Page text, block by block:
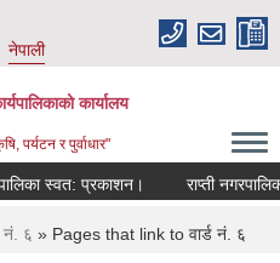
नेपाली
कार्यालय
पर्यटन र पुर्वाधार"
स्वत: प्रकाशन। राप्ती
नं. ६ » Pages that link to वार्ड नं. ६